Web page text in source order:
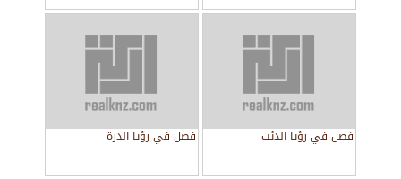
فصل في رؤيا الذئب فصل في رؤيا الدرة